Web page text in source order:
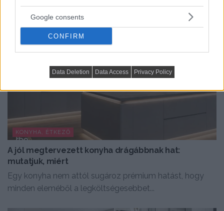
Google consents
CONFIRM
Data Deletion Data Access Privacy Policy
a lakberendezésben,...
KONYHA, ÉTKEZŐ
A jól megtervezett konyha drágábbnak hat:
mutatjuk, miért
Egy konyha nem attól sugároz prémium hatást, hogy
minden eleméből a legköltségesebbet...